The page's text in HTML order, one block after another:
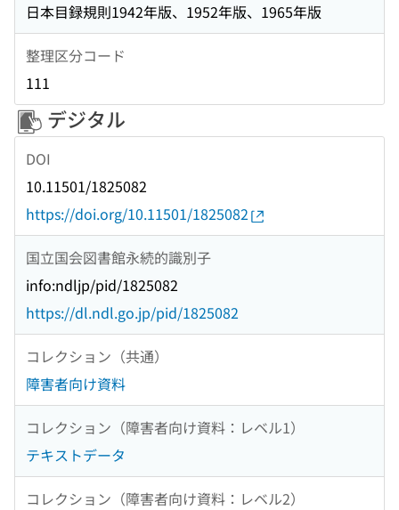
日本目録規則1942年版、1952年版、1965年版
整理区分コード
111
デジタル
DOI
10.11501/1825082
https://doi.org/10.11501/1825082
国立国会図書館永続的識別子
info:ndljp/pid/1825082
https://dl.ndl.go.jp/pid/1825082
コレクション（共通）
障害者向け資料
コレクション（障害者向け資料：レベル1）
テキストデータ
コレクション（障害者向け資料：レベル2）